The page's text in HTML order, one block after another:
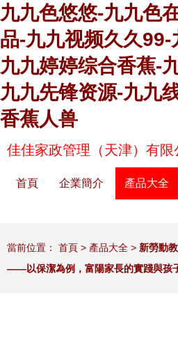
九九色悠悠-九九色
品-九九视频久久99-
九九婷婷综合香蕉-
九九先锋资源-九九
香蕉人兽
佳佳家政管理（天津）有限
首頁 企業簡介 產品大全
當前位置： 首頁 > 產品大全 > 新勞動
——以保潔為例，富陽家長的實踐與孩